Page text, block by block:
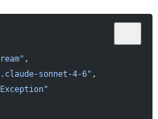
,
sonnet-4-6" ,